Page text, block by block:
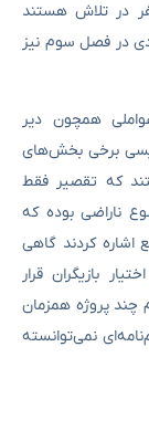
در تلاش هستند
در فصل سوم نیز
همچون دیر
برخی بخش‌های
که تقصیر فقط
ناراضی بوده که
اشاره کردند گاهی
بازیگران قرار
چند پروژه همزمان
نمی‌توانسته